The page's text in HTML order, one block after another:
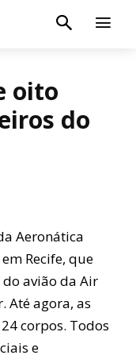
oito
do
Aeronática
Recife, que
avião da Air
Até agora, as
corpos. Todos
e